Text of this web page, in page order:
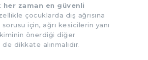
her zaman en güvenli
çocuklarda diş ağrısına
için, ağrı kesicilerin yanı
önerdiği diğer
dikkate alınmalıdır.